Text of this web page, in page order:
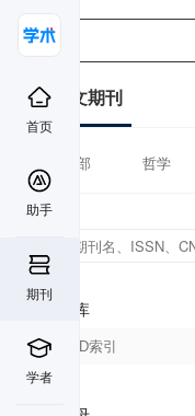
首页
助手
期刊
学者
中文期刊
全部 哲学
数据库
CSCD索引